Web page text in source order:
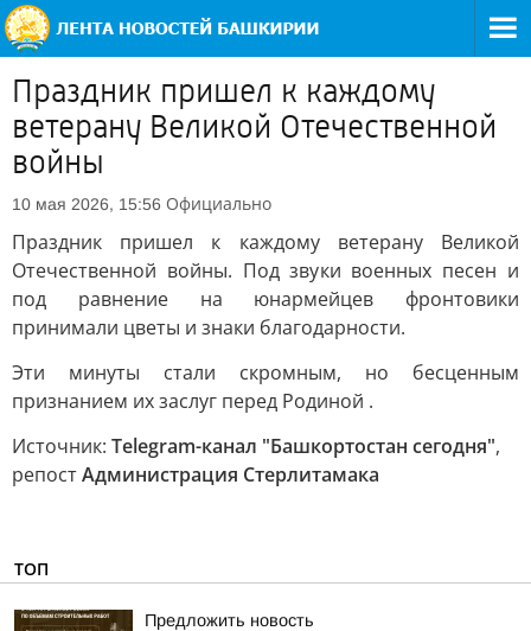
Праздник пришел к каждому
ветерану Великой Отечественной
войны
10 мая 2026, 15:56 Официально
Праздник пришел к каждому ветерану Великой
Отечественной войны. Под звуки военных песен и
под равнение на юнармейцев фронтовики
принимали цветы и знаки благодарности.
Эти минуты стали скромным, но бесценным
признанием их заслуг перед Родиной .
Источник: Telegram-канал "Башкортостан сегодня",
репостАдминистрация Стерлитамака
ТОП
Предложить новость